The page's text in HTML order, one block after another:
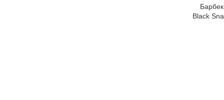
Black